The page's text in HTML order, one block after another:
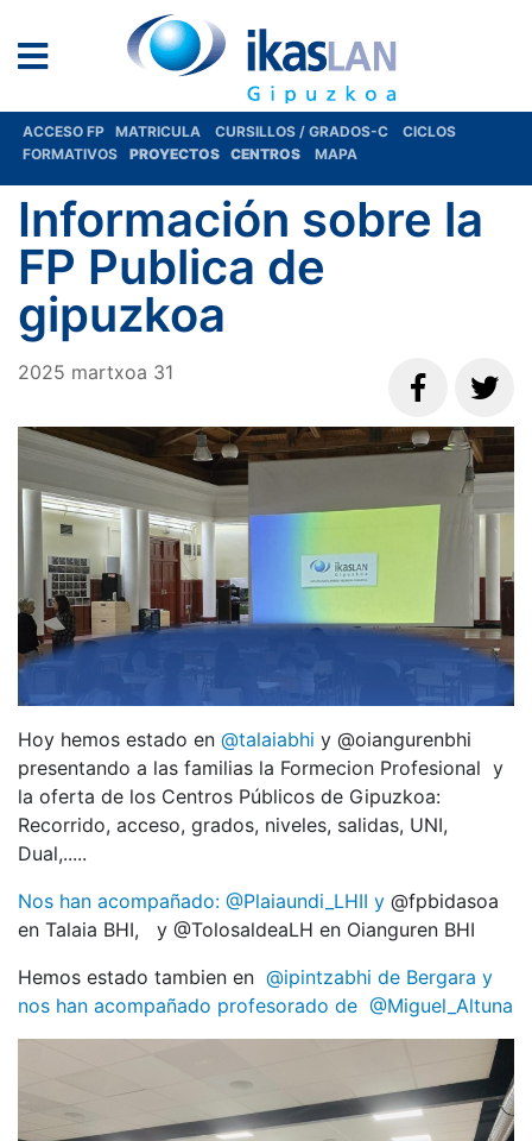
ACCESO FP MATRICULA CURSILLOS / GRADOS-C
CICLOS
FORMATIVOS
PROYECTOS CENTROS MAPA
Información sobre la
FP Publica de
gipuzkoa
2025 martxoa 31
Hoy hemos estado en @talaiabhi y @oiangurenbhi
presentando a las familias la Formecion Profesional y
la oferta de los Centros Públicos de Gipuzkoa:
Recorrido, acceso, grados, niveles, salidas, UNI,
Dual,.....
Nos han acompañado: @Plaiaundi_LHII y @fpbidasoa
en Talaia BHI, y @TolosaldeaLH en Oianguren BHI
Hemos estado tambien en @ipintzabhi de Bergara y
nos han acompañado profesorado de @Miguel_Altuna